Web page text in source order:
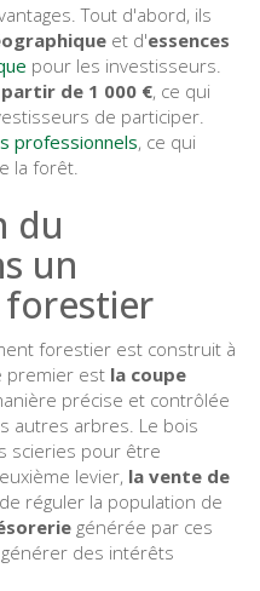
Tout d'abord, ils
et d'essences
pour les investisseurs.
de 1 000 €, ce qui
de participer.
professionnels, ce qui
la forêt.
du
un
forestier
forestier est construit à
premier est la coupe
précise et contrôlée
autres arbres. Le bois
scieries pour être
levier, la vente de
réguler la population de
générée par ces
des intérêts